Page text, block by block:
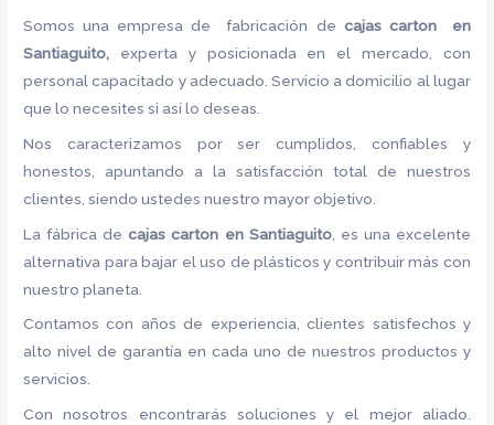
Somos una empresa de fabricación de cajas carton en
Santiaguito, experta y posicionada en el mercado, con
personal capacitado y adecuado. Servicio a domicilio al lugar
que lo necesites si así lo deseas.
Nos caracterizamos por ser cumplidos, confiables y
honestos, apuntando a la satisfacción total de nuestros
clientes, siendo ustedes nuestro mayor objetivo.
La fábrica decajas carton en Santiaguito, es una excelente
alternativa para bajar el uso de plásticos y contribuir más con
nuestro planeta.
Contamos con años de experiencia, clientes satisfechos y
alto nivel de garantía en cada uno de nuestros productos y
servicios.
Con nosotros encontrarás soluciones y el mejor aliado.